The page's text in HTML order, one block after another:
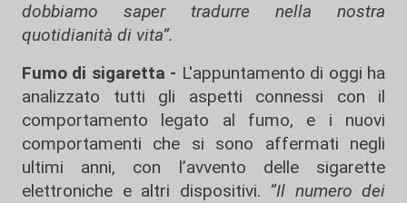
dobbiamo saper tradurre nella nostra
quotidianità di vita”.
Fumo di sigaretta - L'appuntamento di oggi ha
analizzato tutti gli aspetti connessi con il
comportamento legato al fumo, e i nuovi
comportamenti che si sono affermati negli
ultimi anni, con l’avvento delle sigarette
elettroniche e altri dispositivi. “Il numero dei